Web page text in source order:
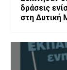
δράσεις
στη Δυτική